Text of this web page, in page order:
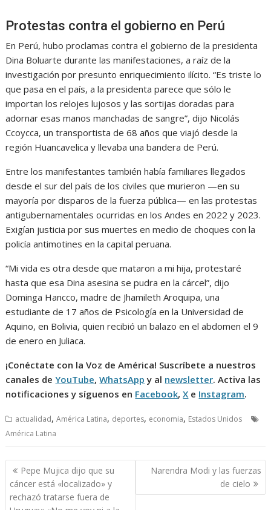
Protestas contra el gobierno en Perú
En Perú, hubo proclamas contra el gobierno de la presidenta
Dina Boluarte durante las manifestaciones, a raíz de la
investigación por presunto enriquecimiento ilícito. “Es triste lo
que pasa en el país, a la presidenta parece que sólo le
importan los relojes lujosos y las sortijas doradas para
adornar esas manos manchadas de sangre”, dijo Nicolás
Ccoycca, un transportista de 68 años que viajó desde la
región Huancavelica y llevaba una bandera de Perú.
Entre los manifestantes también había familiares llegados
desde el sur del país de los civiles que murieron —en su
mayoría por disparos de la fuerza pública— en las protestas
antigubernamentales ocurridas en los Andes en 2022 y 2023.
Exigían justicia por sus muertes en medio de choques con la
policía antimotines en la capital peruana.
“Mi vida es otra desde que mataron a mi hija, protestaré
hasta que esa Dina asesina se pudra en la cárcel”, dijo
Dominga Hancco, madre de Jhamileth Aroquipa, una
estudiante de 17 años de Psicología en la Universidad de
Aquino, en Bolivia, quien recibió un balazo en el abdomen el 9
de enero en Juliaca.
¡Conéctate con la Voz de América! Suscríbete a nuestros
canales deYouTube,WhatsApp y al newsletter. Activa las
notificaciones y síguenos en Facebook,X e Instagram.
actualidad,América Latina, deportes, economia, Estados Unidos
América Latina
Navegación
de
entradas
Pepe Mujica dijo que su
cáncer está «localizado» y
rechazó tratarse fuera de
Narendra Modi y las fuerzas
de cielo